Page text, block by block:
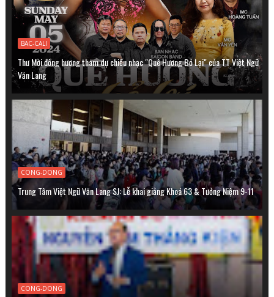
BAC-CALI
Thư Mời đồng hương tham dự chiều nhạc "Quê Hương Bỏ Lại" của TT Việt Ngữ
Văn Lang
CONG-DONG
Trung Tâm Việt Ngữ Văn Lang SJ: Lễ khai giảng Khoá 63 & Tưởng Niệm 9-11
CONG-DONG